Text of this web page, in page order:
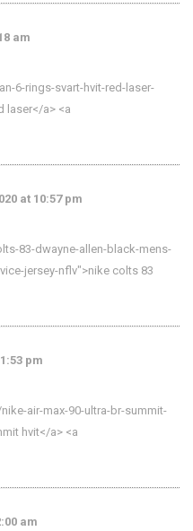
am
6-rings-svart-hvit-red-laser-
laser</a> <a
at 10:57 pm
83-dwayne-allen-black-mens-
jersey-nflv">nike colts 83
pm
air-max-90-ultra-br-summit-
hvit</a> <a
am